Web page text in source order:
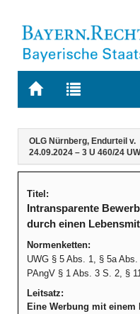
Zur
BAYERN.RECHT
Zur
letzten
Suche
Navigation
Inhalt
OLG Nürnberg, Endurteil v.
24.09.2024 – 3 U 460/24
Titel:
Intransparente
durch einen
Normenketten:
UWG § 5 Abs. 1, § 5a
PAngV § 1 Abs. 3 S. 2, §
Leitsatz:
Eine Werbung mit einem